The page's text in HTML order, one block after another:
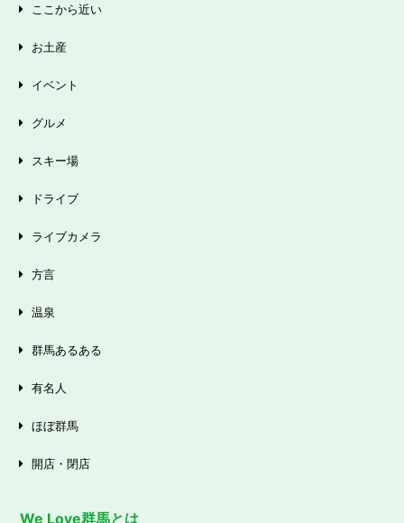
ここから近い
お土産
イベント
グルメ
スキー場
ドライブ
ライブカメラ
方言
温泉
群馬あるある
有名人
ほぼ群馬
開店・閉店
We Love群馬とは